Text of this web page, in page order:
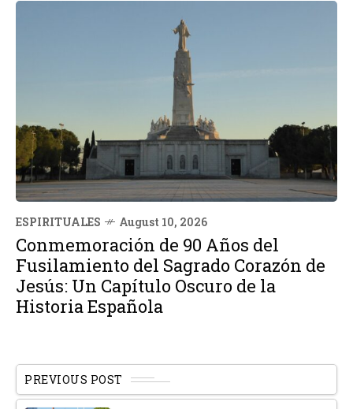
ESPIRITUALES August 10, 2026
Conmemoración de 90 Años del
Fusilamiento del Sagrado Corazón de
Jesús: Un Capítulo Oscuro de la
Historia Española
PREVIOUS POST